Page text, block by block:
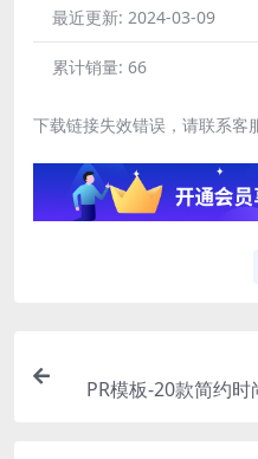
最近更新: 2024-03-09
累计销量: 66
下载链接失效错误，请联系客
PR模板-20款简约